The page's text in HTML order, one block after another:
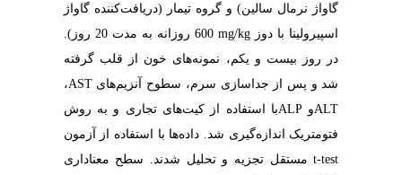
گاواژ نرمال سالین) و گروه تیمار (دریافت‌کننده گاواژ
اسپیرولینا با دوز mg/kg
600 روزانه به مدت 20 روز).
در روز بیست و یکم، نمونه‌های خون از قلب گرفته
شد و پس از جداسازی سرم، سطوح آنزیم‌های AST،
ALTو ALPبا استفاده از کیت‌های تجاری و به روش
فتومتریک اندازه‌گیری شد. داده‌ها با استفاده از آزمون
t-test مستقل تجزیه و تحلیل شدند. سطح معناداری